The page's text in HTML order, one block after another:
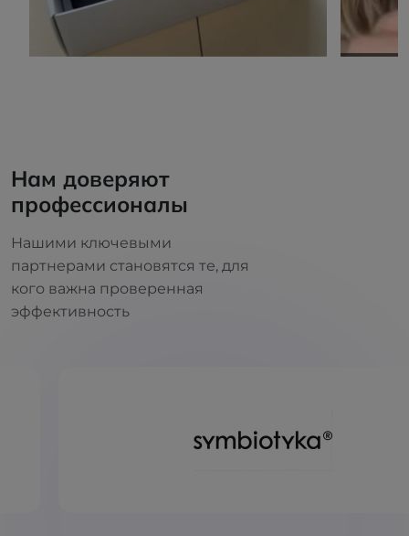
Нам доверяют
профессионалы
Нашими ключевыми
партнерами становятся те, для
кого важна проверенная
эффективность